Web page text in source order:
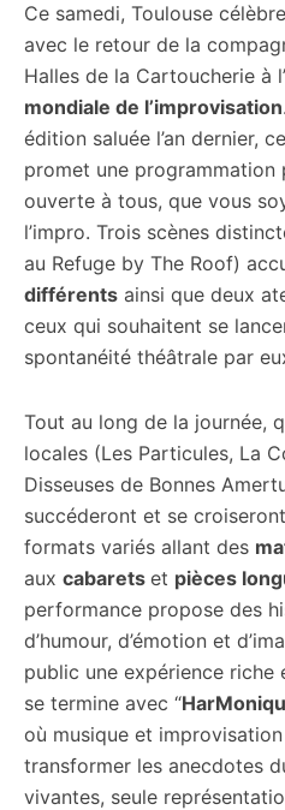
Ce samedi, Toulouse
avec le retour de la
Halles de la Cartoucherie à
mondiale de l’improvisation
édition saluée l’an dernier,
promet une programmation
ouverte à tous, que vous
l’impro. Trois scènes
au Refuge by The Roof)
différents ainsi que deux
ceux qui souhaitent se
spontanéité théâtrale par
Tout au long de la journée,
locales (Les Particules, La
Disseuses de Bonnes
succéderont et se
formats variés allant des
aux cabarets et pièces
performance propose des
d’humour, d’émotion et
public une expérience riche
se termine avec “
où musique et improvisation
transformer les anecdotes
vivantes, seule